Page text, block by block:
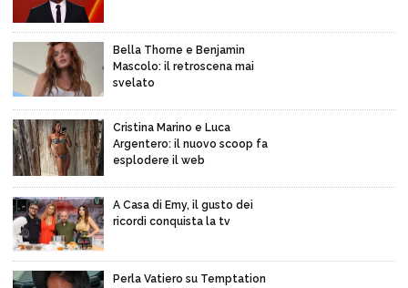
Bella Thorne e Benjamin
Mascolo: il retroscena mai
svelato
Cristina Marino e Luca
Argentero: il nuovo scoop fa
esplodere il web
A Casa di Emy, il gusto dei
ricordi conquista la tv
Perla Vatiero su Temptation